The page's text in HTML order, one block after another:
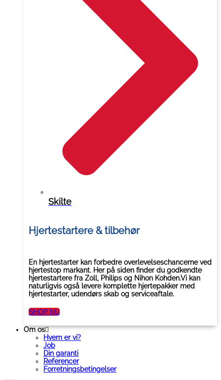
Skilte
Hjertestartere & tilbehør
En hjertestarter kan forbedre overlevelseschancerne ved
hjertestop markant. Her på siden finder du godkendte
hjertestartere fra Zoll, Philips og Nihon Kohden.Vi kan
naturligvis også levere komplette hjertepakker med
hjertestarter, udendørs skab og serviceaftale.
SHOP NU
Om os
Hvem er vi?
Job
Din garanti
Referencer
Forretningsbetingelser